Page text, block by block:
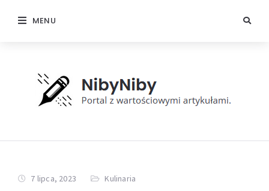
MENU
7 lipca, 2023 Kulinaria